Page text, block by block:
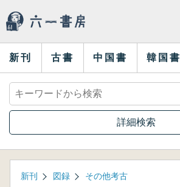
新刊 古書 中国書 韓国書
詳細検索
新刊 図録 その他考古